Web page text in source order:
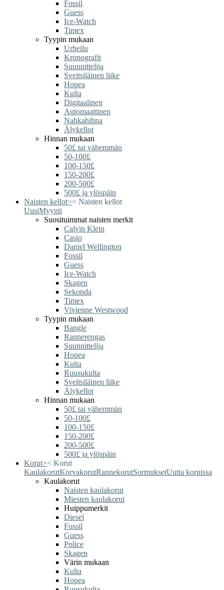
Fossil
Guess
Ice-Watch
Timex
Tyypin mukaan
Urheilu
Kronografit
Suunnittelija
Sveitsiläinen liike
Hopea
Kulta
Digitaalinen
Automaattinen
Nahkahihna
Älykellot
Hinnan mukaan
50£ tai vähemmän
50-100£
100-150£
150-200£
200-500£
500£ ja ylöspäin
Naisten kellot>< Naisten kellot
UusiMyynti
Suosituimmat naisten merkit
Calvin Klein
Casio
Daniel Wellington
Fossil
Guess
Ice-Watch
Skagen
Sekonda
Timex
Vivienne Westwood
Tyypin mukaan
Bangle
Rannerengas
Suunnittelija
Hopea
Kulta
Ruusukulta
Sveitsiläinen liike
Älykellot
Hinnan mukaan
50£ tai vähemmän
50-100£
100-150£
150-200£
200-500£
500£ ja ylöspäin
Korut>< Korut
KaulakorutKorvakorutRannekorutSormuksetUutta koruissa
Kaulakorut
Naisten kaulakorut
Miesten kaulakorut
Huippumerkit
Diesel
Fossil
Guess
Police
Skagen
Värin mukaan
Kulta
Hopea